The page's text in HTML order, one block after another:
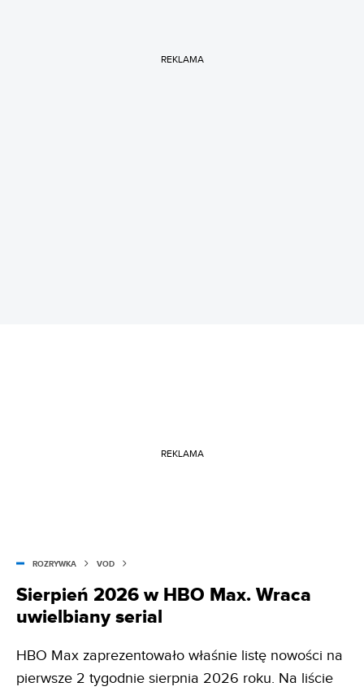
REKLAMA
REKLAMA
ROZRYWKA VOD
Sierpień 2026 w HBO Max. Wraca
uwielbiany serial
HBO Max zaprezentowało właśnie listę nowości na
pierwsze 2 tygodnie sierpnia 2026 roku. Na liście